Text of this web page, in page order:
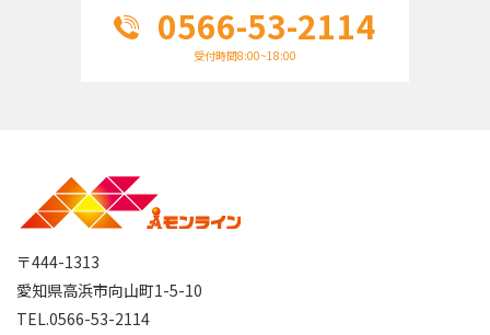
0566-53-2114
受付時間8:00~18:00
〒444-1313
愛知県高浜市向山町1-5-10
TEL.0566-53-2114